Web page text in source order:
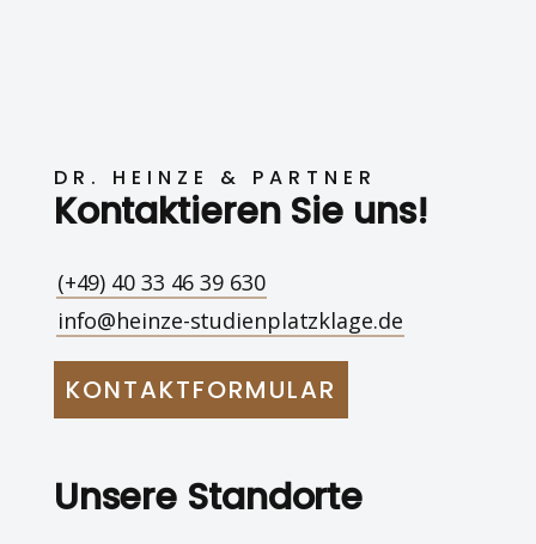
DR. HEINZE & PARTNER
Kontaktieren Sie uns!
(+49) 40 33 46 39 630
info@heinze-studienplatzklage.de
KONTAKTFORMULAR
Unsere Standorte